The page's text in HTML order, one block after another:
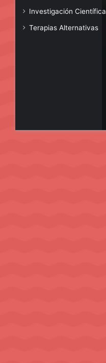
Investigación Científica
Terapias Alternativas